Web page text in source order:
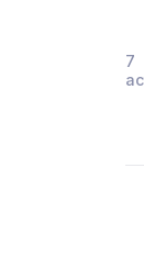
7